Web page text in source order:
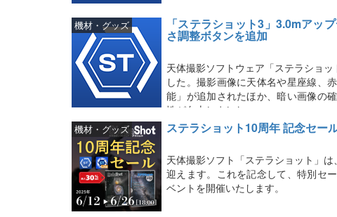
「ステラショット3」3.0mア
さ調整ボタンを追加
機材・グッズ
天体撮影ソフトウェア「ステラショ
した。撮影画像に天体名や星座線、
能」が追加されたほか、暗い画像の
性が向上しました。
ステラショット10周年 記念セー
機材・グッズ
天体撮影ソフト「ステラショット」
迎えます。これを記念して、特別セ
ベントを開催いたします。